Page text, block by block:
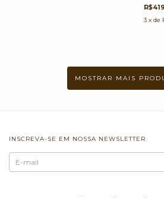
3 x de
MOSTRAR MAIS
INSCREVA-SE EM NOSSA NEWSLETTER